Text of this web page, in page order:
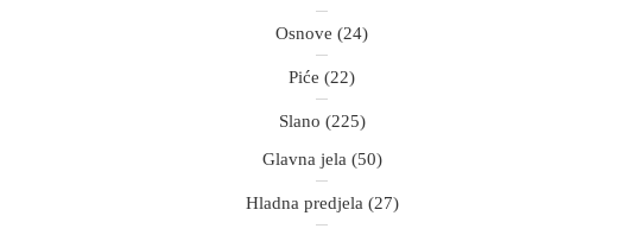
Osnove (24)
Piće (22)
Slano (225)
Glavna jela (50)
Hladna predjela (27)